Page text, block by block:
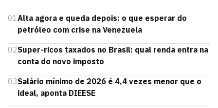
01Alta agora e queda depois: o que esperar do
petróleo com crise na Venezuela
02Super-ricos taxados no Brasil: qual renda entra na
conta do novo imposto
03Salário mínimo de 2026 é 4,4 vezes menor que o
ideal, aponta DIEESE